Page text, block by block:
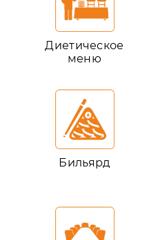
Диетическое
меню
Бильярд